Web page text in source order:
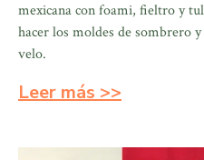
mexicana con foami, fieltro y
hacer los moldes de sombrero
velo.
Leer más >>